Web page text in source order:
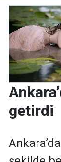
getirdi